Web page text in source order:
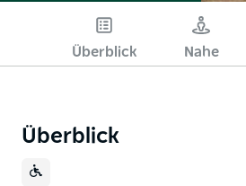
Überblick Nahe
Überblick